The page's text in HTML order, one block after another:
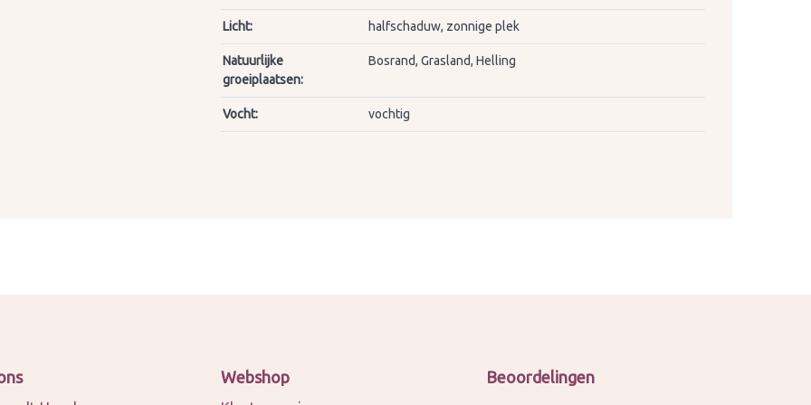
Licht: halfschaduw, zonnige plek
Natuurlijke
groeiplaatsen:
Bosrand, Grasland, Helling
Vocht: vochtig
Webshop Beoordelingen